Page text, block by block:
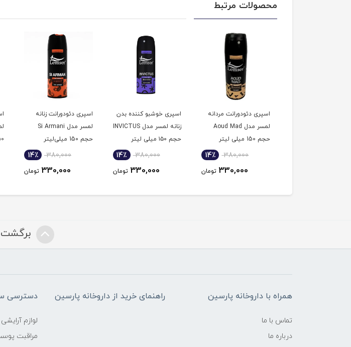
محصولات مرتبط
اسپری دئودورانت مردانه
لمسر مدل Aoud Mad
حجم 150 میلی لیتر
380,000 14٪
330,000 تومان
اسپری خوشبو کننده بدن
زنانه لمسر مدل INVICTUS
حجم ۱۵۰ میلی لیتر
380,000 14٪
330,000 تومان
اسپری دئودورانت زنانه
لمسر مدل Si Armani
حجم 150 میلی‌لیتر
380,000 14٪
330,000 تومان
150
برگشت
همراه با داروخانه پارسین
تماس با ما
درباره ما
راهنمای خرید از داروخانه پارسین دسترسی
لوازم آرایشی
مراقبت